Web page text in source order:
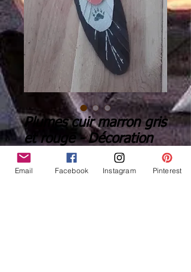
Plumes cuir marron gris
et rouge - Décoration
de sac - Ref: PLC 10
29,00 €Prix
Email Facebook Instagram Pinterest